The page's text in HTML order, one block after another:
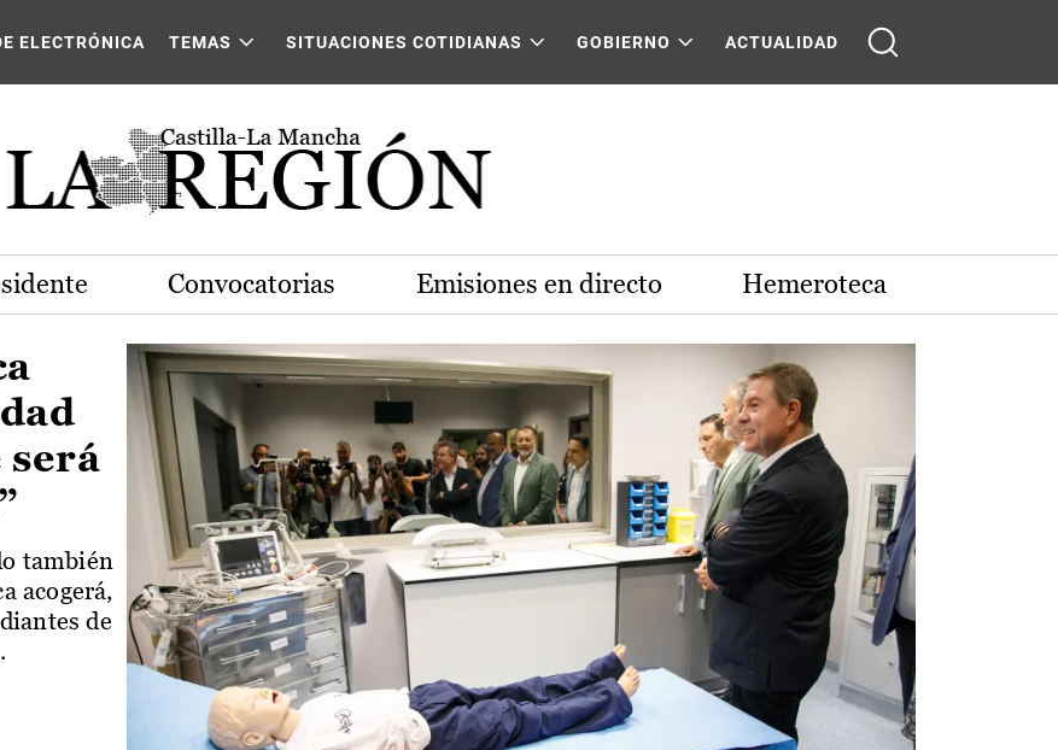
La Mancha
ELECTRÓNICA TEMAS SITUACIONES COTIDIANAS GOBIERNO ACTUALIDAD
Convocatorias Emisiones en directo Hemeroteca
será
también
acogerá,
de